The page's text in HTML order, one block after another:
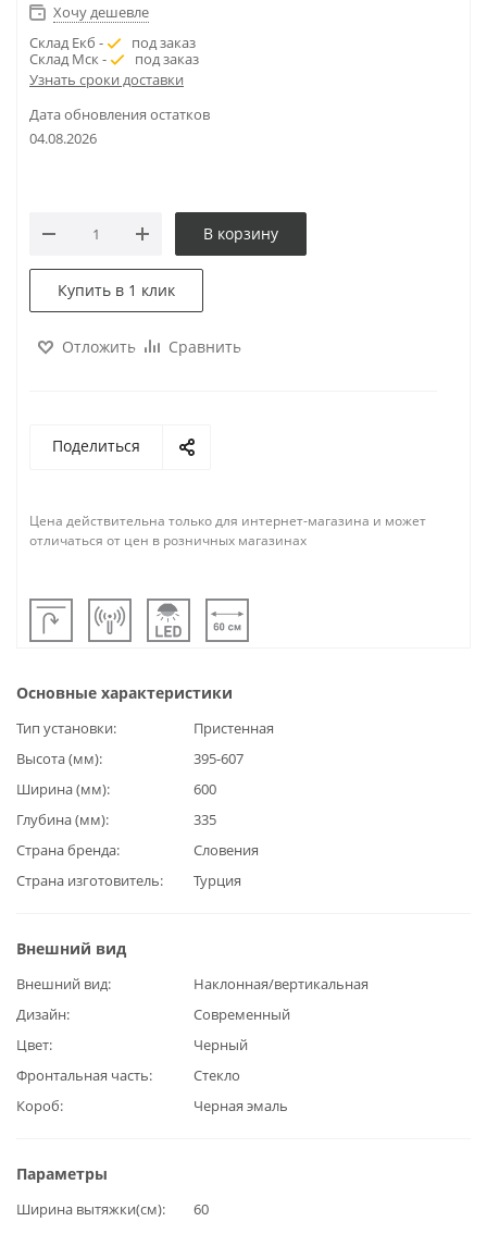
Хочу дешевле
Склад Екб -
под заказ
Склад Мск -
под заказ
Узнать сроки доставки
Дата обновления остатков
04.08.2026
В корзину
Купить в 1 клик
Отложить Сравнить
Поделиться
Цена действительна только для интернет-магазина и может
отличаться от цен в розничных магазинах
Основные характеристики
Тип установки
Пристенная
Высота (мм)
395-607
Ширина (мм)
600
Глубина (мм)
335
Страна бренда
Словения
Страна изготовитель
Турция
Внешний вид
Внешний вид
Наклонная/вертикальная
Дизайн
Современный
Цвет
Черный
Фронтальная часть
Стекло
Короб
Черная эмаль
Параметры
Ширина вытяжки(см)
60